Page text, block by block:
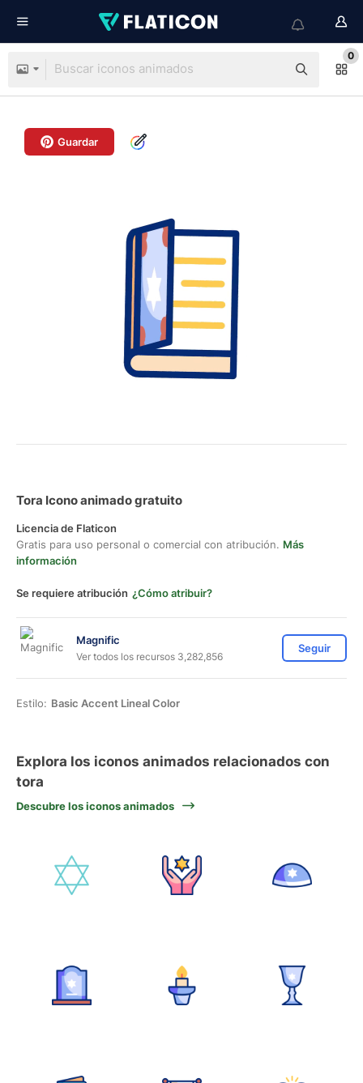
0
Guardar
Tora Icono animado gratuito
Licencia de Flaticon
Gratis para uso personal o comercial con atribución. Más
información
Se requiere atribución ¿Cómo atribuir?
Magnific
Ver todos los recursos 3,282,856
Seguir
Estilo: Basic Accent Lineal Color
Explora los iconos animados relacionados con
tora
Descubre los iconos animados